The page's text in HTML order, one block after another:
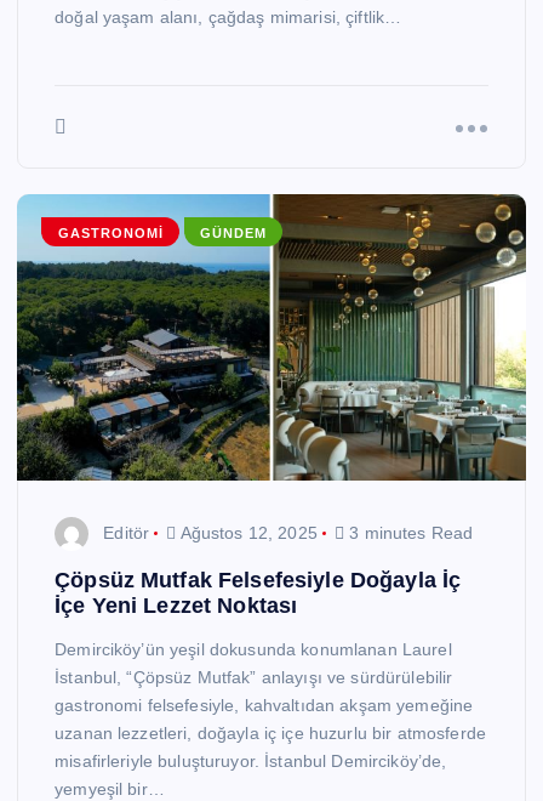
doğal yaşam alanı, çağdaş mimarisi, çiftlik…
GASTRONOMI GÜNDEM
Editör Ağustos 12, 2025 3 minutes Read
Çöpsüz Mutfak Felsefesiyle Doğayla İç
İçe Yeni Lezzet Noktası
Demirciköy’ün yeşil dokusunda konumlanan Laurel
İstanbul, “Çöpsüz Mutfak” anlayışı ve sürdürülebilir
gastronomi felsefesiyle, kahvaltıdan akşam yemeğine
uzanan lezzetleri, doğayla iç içe huzurlu bir atmosferde
misafirleriyle buluşturuyor. İstanbul Demirciköy’de,
yemyeşil bir…